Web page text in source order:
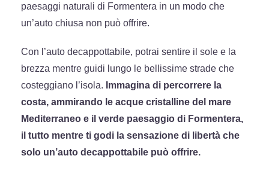
paesaggi naturali di Formentera in un modo che
un’auto chiusa non può offrire.
Con l’auto decappottabile, potrai sentire il sole e la
brezza mentre guidi lungo le bellissime strade che
costeggiano l’isola. Immagina di percorrere la
costa, ammirando le acque cristalline del mare
Mediterraneo e il verde paesaggio di Formentera,
il tutto mentre ti godi la sensazione di libertà che
solo un’auto decappottabile può offrire.